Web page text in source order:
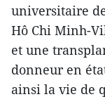
universitaire
Hô Chi Minh-
et une
donneur en
ainsi la vie de